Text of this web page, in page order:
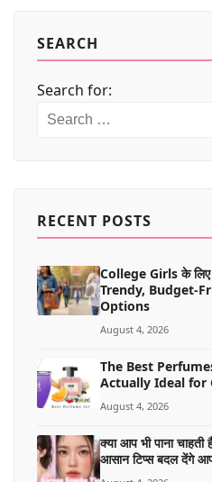
SEARCH
Search for:
RECENT POSTS
College Girls के
Trendy, Budget-
Options
August 4, 2026
The Best
Actually Ideal for
August 4, 2026
क्या आप भी पाना
आसान टिप्स बदल देंगे